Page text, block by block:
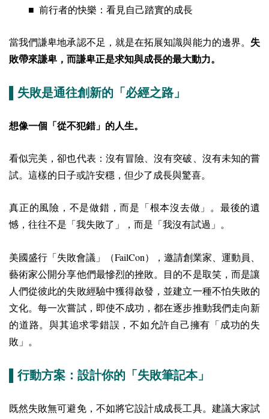
■ 前行者的快樂：看見自己踏實的成長
當我們謙卑地承認不足，就是在拓展知識與能力的邊界。 失
敗帶來謙卑，而謙卑正是求知與成長的最大動力。
▌失敗是通往創新的「必經之路」
想像一個「從不犯錯」的人生。
看似完美，卻也代表：沒有冒險、沒有突破、沒有未知的嘗
試。這樣的日子或許安穩，但少了成長與驚喜。
真正的風險，不是做錯，而是「根本沒去做」。最後的遺
憾，往往不是「我失敗了」，而是「我沒有試過」。
美國盛行「失敗會議」（FailCon），邀請創業家、運動員、
藝術家公開分享他們最慘烈的挫敗。目的不是取笑，而是讓
人們從彼此的失敗經驗中獲得啟發，並建立一種不怕失敗的
文化。每一次嘗試，即使不成功，都在逐步推動我們走向新
的道路。與其追求零錯誤，不如允許自己擁有「成功的失
敗」。
▌行動方案：設計你的「失敗筆記本」
既然失敗無可避免，不如將它設計成成長工具。建議大家試